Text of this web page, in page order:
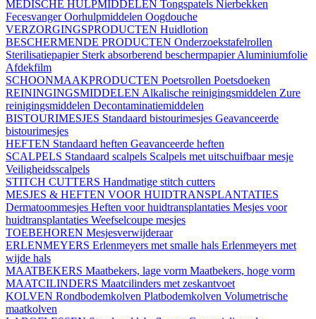
MEDISCHE HULPMIDDELEN Tongspatels Nierbekken
FecesvangerOorhulpmiddelen Oogdouche
VERZORGINGSPRODUCTEN Huidlotion
BESCHERMENDE PRODUCTEN Onderzoekstafelrollen
Sterilisatiepapier Sterk absorberend beschermpapierAluminiumfolie
Afdekfilm
SCHOONMAAKPRODUCTEN Poetsrollen Poetsdoeken
REININGINGSMIDDELEN Alkalische reinigingsmiddelen Zure
reinigingsmiddelen Decontaminatiemiddelen
BISTOURIMESJES Standaard bistourimesjes Geavanceerde
bistourimesjes
HEFTEN Standaard heften Geavanceerde heften
SCALPELS Standaard scalpels Scalpels met uitschuifbaar mesje
Veiligheidsscalpels
STITCH CUTTERS Handmatige stitch cutters
MESJES & HEFTEN VOOR HUIDTRANSPLANTATIES
Dermatoommesjes Heften voor huidtransplantaties Mesjes voor
huidtransplantaties Weefselcoupe mesjes
TOEBEHOREN Mesjesverwijderaar
ERLENMEYERS Erlenmeyers met smalle hals Erlenmeyers met
wijde hals
MAATBEKERS Maatbekers, lage vorm Maatbekers, hoge vorm
MAATCILINDERS Maatcilinders met zeskantvoet
KOLVEN Rondbodemkolven Platbodemkolven Volumetrische
maatkolven